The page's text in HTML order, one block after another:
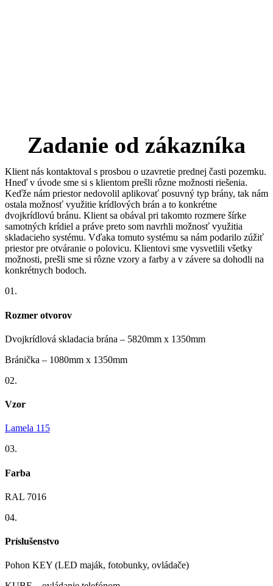
Zadanie od zákazníka
Klient nás kontaktoval s prosbou o uzavretie prednej časti pozemku.
Hneď v úvode sme si s klientom prešli rôzne možnosti riešenia.
Keďže nám priestor nedovolil aplikovať posuvný typ brány, tak nám
ostala možnosť využitie krídlových brán a to konkrétne
dvojkrídlovú bránu. Klient sa obával pri takomto rozmere šírke
samotných krídiel a práve preto som navrhli možnosť využitia
skladacieho systému. Vďaka tomuto systému sa nám podarilo zúžiť
priestor pre otváranie o polovicu. Klientovi sme vysvetlili všetky
možnosti, prešli sme si rôzne vzory a farby a v závere sa dohodli na
konkrétnych bodoch.
01.
Rozmer otvorov
Dvojkrídlová skladacia brána – 5820mm x 1350mm
Bránička – 1080mm x 1350mm
02.
Vzor
Lamela 115
03.
Farba
RAL 7016
04.
Príslušenstvo
Pohon KEY (LED maják, fotobunky, ovládače)